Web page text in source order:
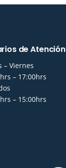
de Atención
– Viernes
– 17:00hrs
– 15:00hrs